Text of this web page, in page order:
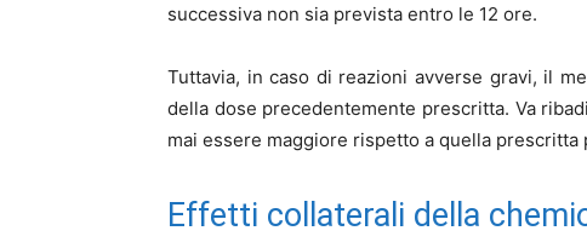
successiva non sia prevista entro le 12 ore.
Tuttavia, in caso di reazioni avverse gravi, il
della dose precedentemente prescritta. Va
mai essere maggiore rispetto a quella prescritta
Effetti collaterali della